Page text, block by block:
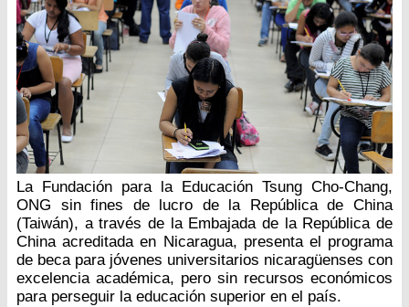
La Fundación para la Educación Tsung Cho-Chang,
ONG sin fines de lucro de la República de China
(Taiwán), a través de la Embajada de la República de
China acreditada en Nicaragua, presenta el programa
de beca para jóvenes universitarios nicaragüenses con
excelencia académica, pero sin recursos económicos
para perseguir la educación superior en el país.